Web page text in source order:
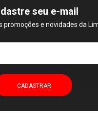
seu e-mail
promoções e novidades da